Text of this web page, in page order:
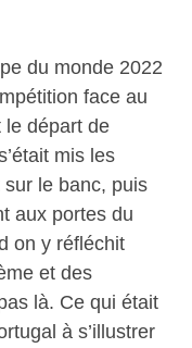
du monde 2022
face au
le départ de
mis les
le banc, puis
aux portes du
on y réfléchit
et des
là. Ce qui était
à s’illustrer